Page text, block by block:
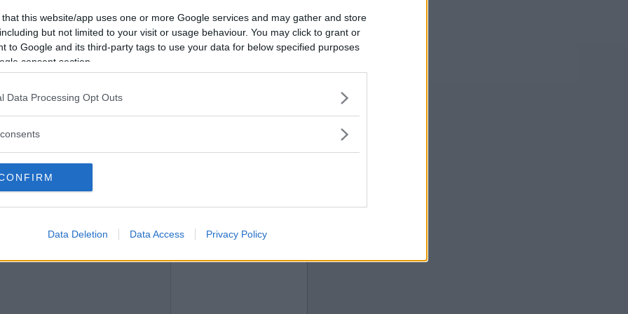
that this website/app uses one or more Google services and may gather and store
but not limited to your visit or usage behaviour. You may click to grant or
to Google and its third-party tags to use your data for below specified purposes
consent section.
Data Processing Opt Outs
Data Deletion Data Access Privacy Policy
2023-01-11 22:43
2023-01-12 18:38
medlem?